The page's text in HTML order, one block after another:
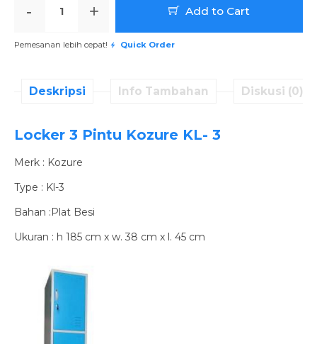
- + Add to Cart
Pemesanan lebih cepat! Quick Order
Deskripsi Info Tambahan Diskusi (0)
Locker 3 Pintu Kozure KL- 3
Merk : Kozure
Type : Kl-3
Bahan :Plat Besi
Ukuran : h 185 cm x w. 38 cm x l. 45 cm